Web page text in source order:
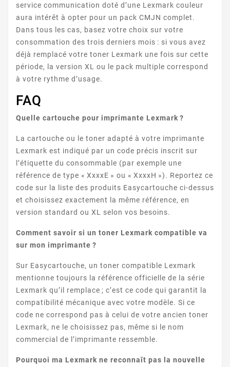
LEXMARK OPTRA C
LEXMARK CS SERIE
LEXMARK M SERIE
service communication doté d’une Lexmark couleur
aura intérêt à opter pour un pack CMJN complet.
Dans tous les cas, basez votre choix sur votre
consommation des trois derniers mois : si vous avez
déjà remplacé votre toner Lexmark une fois sur cette
période, la version XL ou le pack multiple correspond
à votre rythme d’usage.
FAQ
Quelle cartouche pour imprimante Lexmark ?
La cartouche ou le toner adapté à votre imprimante
Lexmark est indiqué par un code précis inscrit sur
l’étiquette du consommable (par exemple une
référence de type « XxxxE » ou « XxxxH »). Reportez ce
code sur la liste des produits Easycartouche ci-dessus
et choisissez exactement la même référence, en
version standard ou XL selon vos besoins.
Comment savoir si un toner Lexmark compatible va
sur mon imprimante ?
Sur Easycartouche, un toner compatible Lexmark
mentionne toujours la référence officielle de la série
Lexmark qu’il remplace ; c’est ce code qui garantit la
compatibilité mécanique avec votre modèle. Si ce
code ne correspond pas à celui de votre ancien toner
Lexmark, ne le choisissez pas, même si le nom
commercial de l’imprimante ressemble.
Pourquoi ma Lexmark ne reconnaît pas la nouvelle